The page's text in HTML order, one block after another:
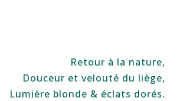
Retour à la nature,
Douceur et velouté du liège,
Lumière blonde & éclats dorés.